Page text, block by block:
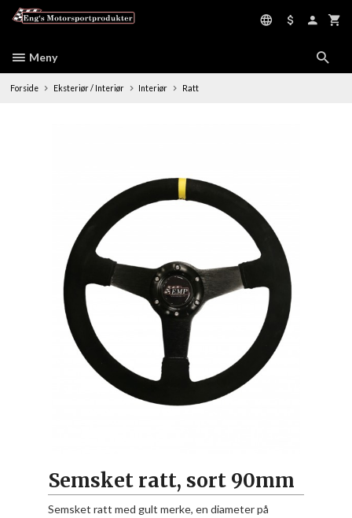
Meny
Forside Eksteriør / Interiør Interiør Ratt
Semsket ratt, sort 90mm
Semsket ratt med gult merke, en diameter på